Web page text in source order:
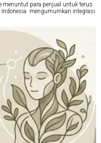
menuntut para penjual untuk terus
Indonesia mengumumkan integrasi